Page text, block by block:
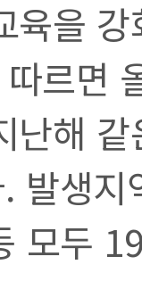
육을
르면
난해
발생
모두